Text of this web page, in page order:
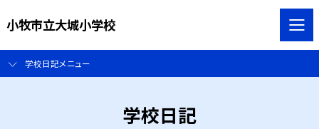
小牧市立大城小学校
学校日記メニュー
学校日記